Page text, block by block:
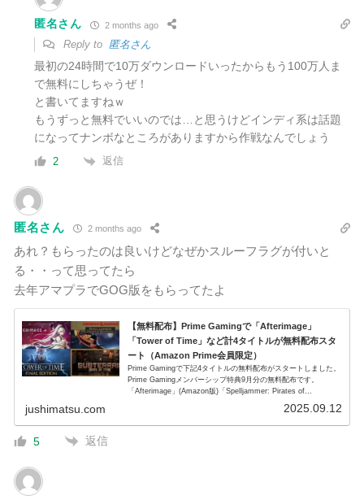
匿名さん 2 months ago
Reply to 匿名さん
最初の24時間で10万ダウンロードいったからもう100万人ま
で無料にしちゃうぜ！
と書いてますねｗ
もうずっと無料でいいのでは…と思うけどインディ系は話題
になってナンボなところがありますから作戦なんでしょう
2 返信
匿名さん 2 months ago
あれ？もらったのは良いけどなぜかスルーフラグが付いと
る・・って思ってたら
去年アマプラでGOG版をもらってたよ
【無料配布】Prime Gamingで「Afterimage」
「Tower of Time」など計4タイトルが無料配布スタ
ート（Amazon Prime会員限定）
Prime Gamingで下記4タイトルの無料配布がスタートしました。
Prime Gamingメンバーシップ特典9月分の無料配布です。
「Afterimage」(Amazon版)「Spelljammer: Pirates of
jushimatsu.com 2025.09.12
5 返信